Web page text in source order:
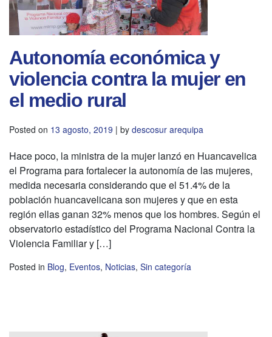
Autonomía económica y
violencia contra la mujer en
el medio rural
Posted on 13 agosto, 2019 | by descosur arequipa
Hace poco, la ministra de la mujer lanzó en Huancavelica
el Programa para fortalecer la autonomía de las mujeres,
medida necesaria considerando que el 51.4% de la
población huancavelicana son mujeres y que en esta
región ellas ganan 32% menos que los hombres. Según el
observatorio estadístico del Programa Nacional Contra la
Violencia Familiar y […]
Posted in Blog, Eventos, Noticias, Sin categoría